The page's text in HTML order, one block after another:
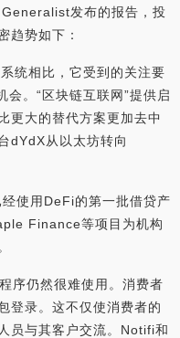
发布的报告，投
趋势如下：
统相比，它受到的关注要
。“区块链互联网”提供启
更大的替代方案更加去中
dYdX从以太坊转向
使用DeFi的第一批借贷产
Finance等项目为机构
序仍然很难使用。消费者
登录。这不仅使消费者的
员与其客户交流。Notifi和